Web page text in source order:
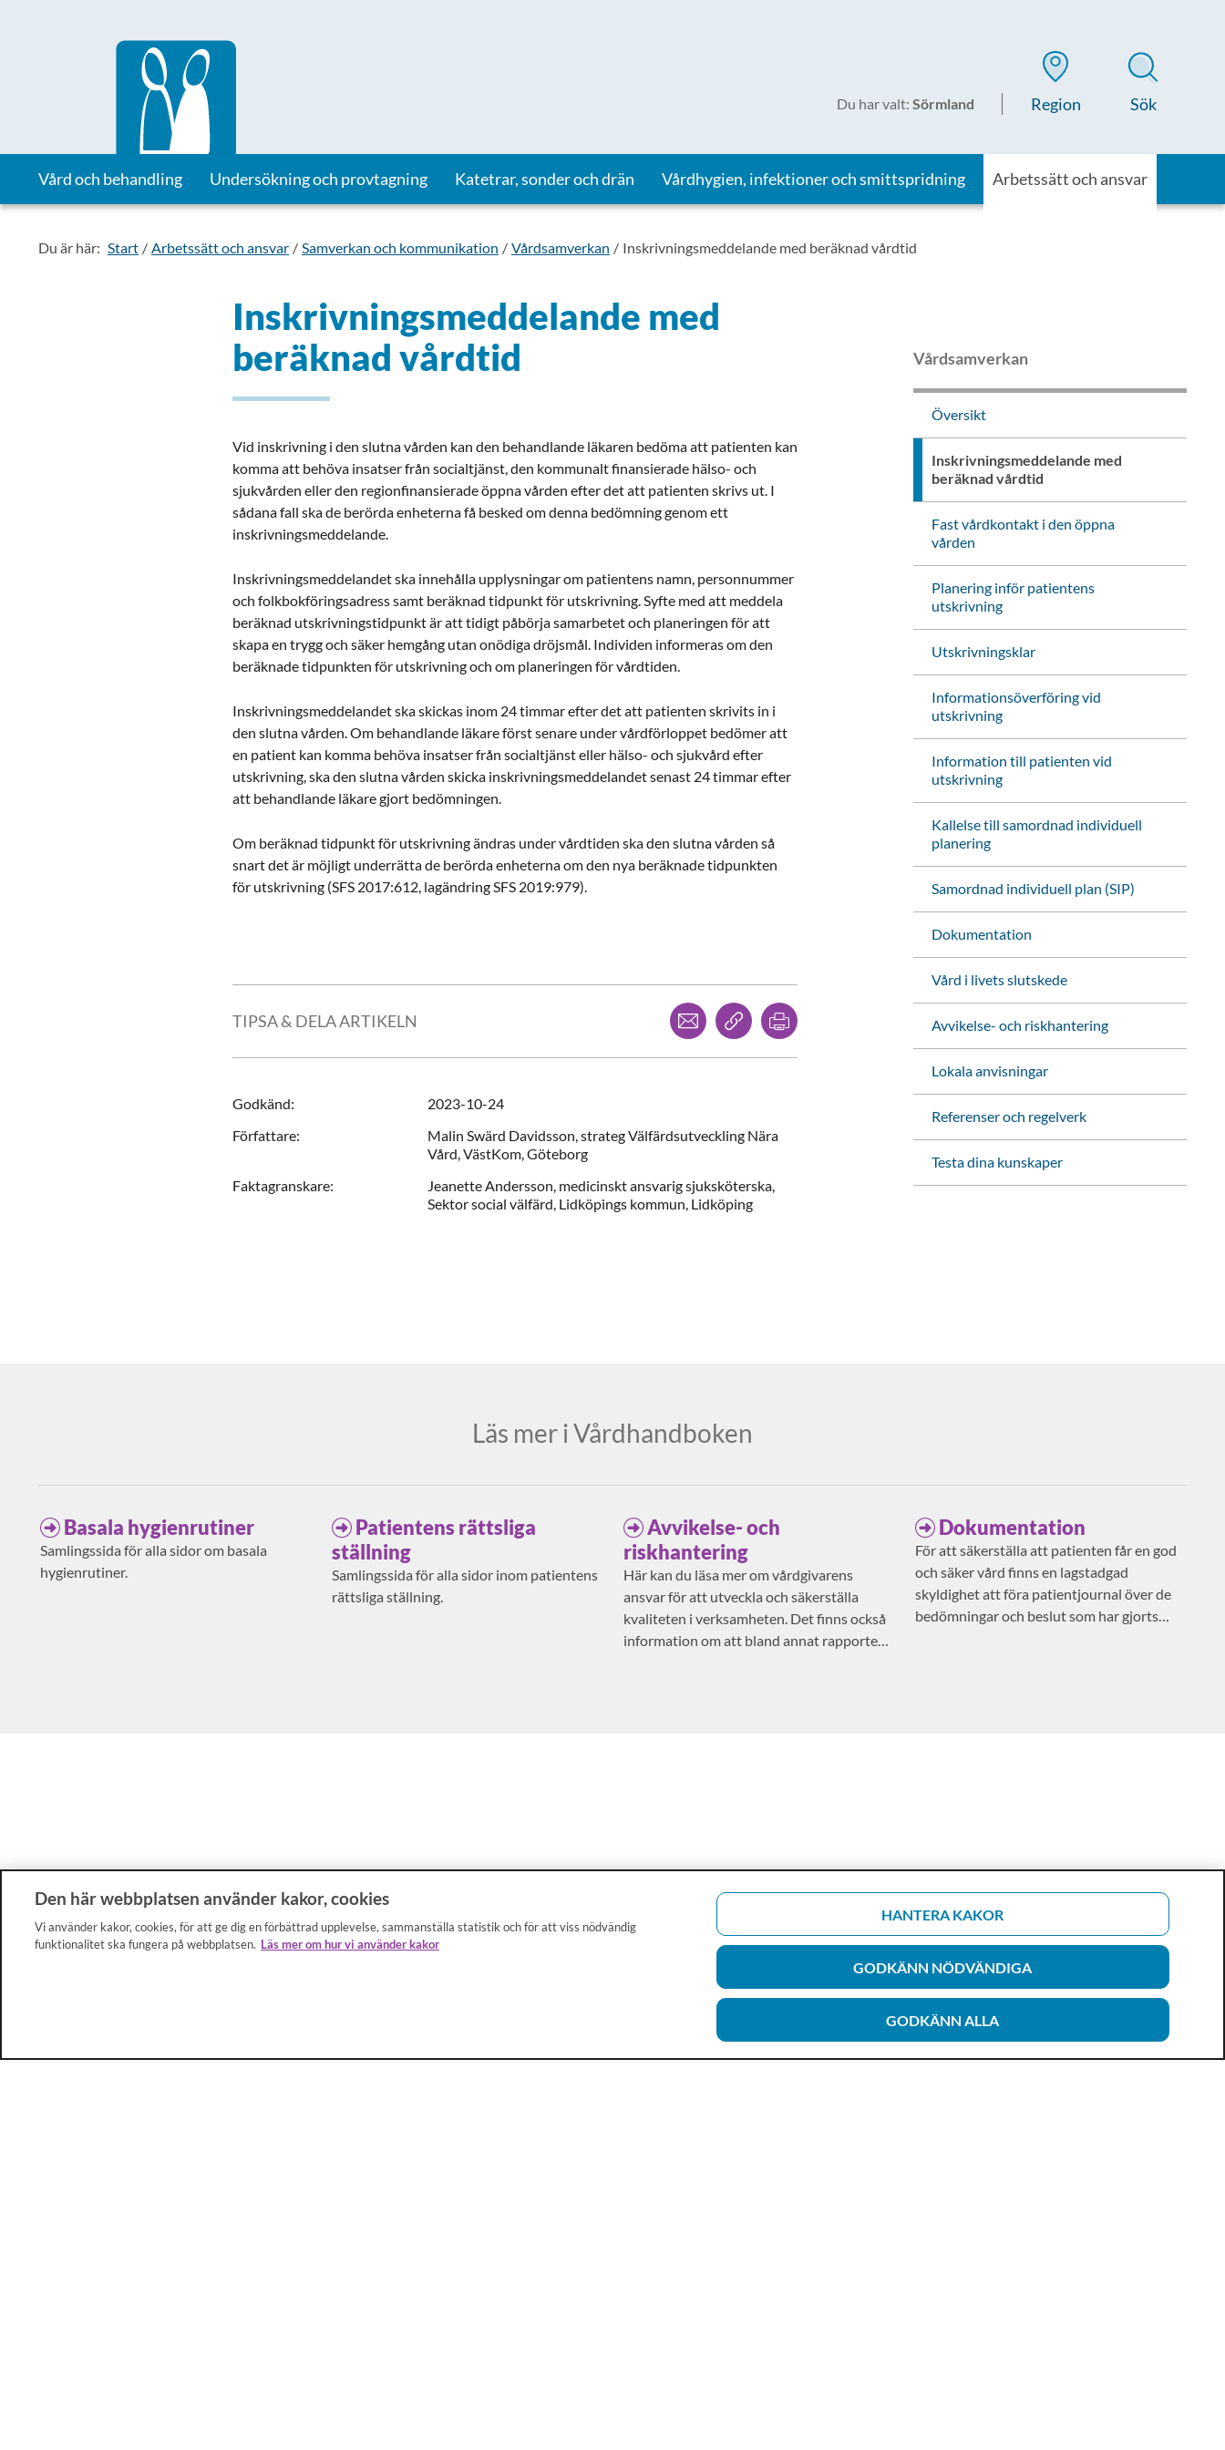
Till startsidan för Vårdhandboken
Du har valt: Sörmland Region Sök
Vård och behandling Undersökning och provtagning Katetrar, sonder och drän Vårdhygien, infektioner och smittspridning Arbetssätt och ansvar
Du är här: Start Arbetssätt och ansvar Samverkan och kommunikation Vårdsamverkan Inskrivningsmeddelande med beräknad vårdtid
Inskrivningsmeddelande med
beräknad vårdtid
Vid inskrivning i den slutna vården kan den behandlande läkaren bedöma att patienten kan
komma att behöva insatser från socialtjänst, den kommunalt finansierade hälso- och
sjukvården eller den regionfinansierade öppna vården efter det att patienten skrivs ut. I
sådana fall ska de berörda enheterna få besked om denna bedömning genom ett
inskrivningsmeddelande.
Inskrivningsmeddelandet ska innehålla upplysningar om patientens namn, personnummer
och folkbokföringsadress samt beräknad tidpunkt för utskrivning. Syfte med att meddela
beräknad utskrivningstidpunkt är att tidigt påbörja samarbetet och planeringen för att
skapa en trygg och säker hemgång utan onödiga dröjsmål. Individen informeras om den
beräknade tidpunkten för utskrivning och om planeringen för vårdtiden.
Inskrivningsmeddelandet ska skickas inom 24 timmar efter det att patienten skrivits in i
den slutna vården. Om behandlande läkare först senare under vårdförloppet bedömer att
en patient kan komma behöva insatser från socialtjänst eller hälso- och sjukvård efter
utskrivning, ska den slutna vården skicka inskrivningsmeddelandet senast 24 timmar efter
att behandlande läkare gjort bedömningen.
Om beräknad tidpunkt för utskrivning ändras under vårdtiden ska den slutna vården så
snart det är möjligt underrätta de berörda enheterna om den nya beräknade tidpunkten
för utskrivning (SFS 2017:612, lagändring SFS 2019:979).
TIPSA & DELA ARTIKELN
Dela via mejlKopiera länk
Godkänd:
2023-10-24
Författare: Malin Swärd Davidsson,strateg Välfärdsutveckling Nära
Vård,VästKom,Göteborg
Faktagranskare: JeanetteAndersson, medicinskt ansvarig sjuksköterska,
Sektor social välfärd, Lidköpings kommun, Lidköping
Vårdsamverkan
Översikt
Inskrivningsmeddelande med
beräknad vårdtid
Fast vårdkontakt i den öppna
vården
Planering inför patientens
utskrivning
Utskrivningsklar
Informationsöverföring vid
utskrivning
Information till patienten vid
utskrivning
Kallelse till samordnad individuell
planering
Samordnad individuell plan (SIP)
Dokumentation
Vård i livets slutskede
Avvikelse- och riskhantering
Lokala anvisningar
Referenser och regelverk
Testa dina kunskaper
Läs mer i Vårdhandboken
Basala hygienrutiner
Samlingssida för alla sidor om basala
hygienrutiner.
Patientens rättsliga
ställning
Samlingssida för alla sidor inom patientens
rättsliga ställning.
Avvikelse- och
riskhantering
Här kan du läsa mer om vårdgivarens
ansvar för att utveckla och säkerställa
kvaliteten i verksamheten. Det finns också
information om att bland annat rapportera
Dokumentation
För att säkerställa att patienten får en god
och säker vård finns en lagstadgad
skyldighet att föra patientjournal över de
bedömningar och beslut som har gjorts
Den här webbplatsen använder kakor, cookies
Vi använder kakor, cookies, för att ge dig en förbättrad upplevelse, sammanställa statistik och för att viss nödvändig
funktionalitet ska fungera på webbplatsen. Läs mer om hur vi använder kakor
HANTERA KAKOR
GODKÄNN NÖDVÄNDIGA
GODKÄNN ALLA